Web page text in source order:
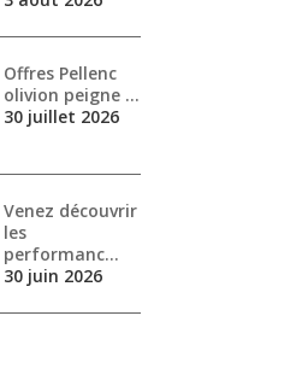
Offres Pellenc
olivion peigne …
30 juillet 2026
Venez découvrir
les
performanc…
30 juin 2026